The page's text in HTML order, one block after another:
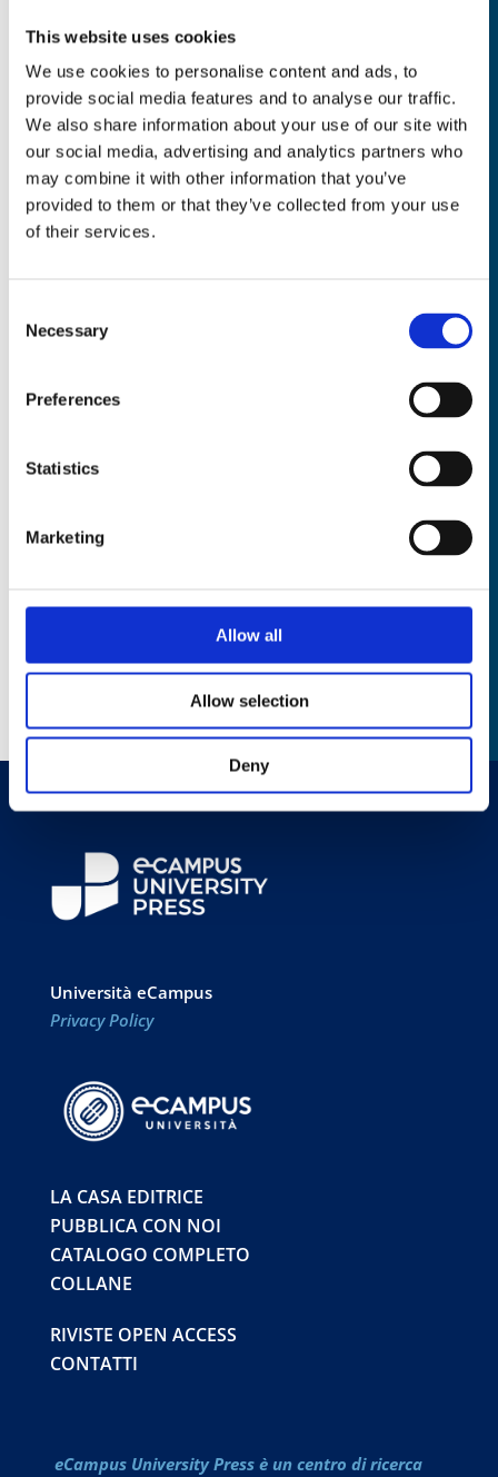
This website uses cookies
We use cookies to personalise content and ads, to
provide social media features and to analyse our traffic.
We also share information about your use of our site with
our social media, advertising and analytics partners who
may combine it with other information that you’ve
provided to them or that they’ve collected from your use
of their services.
Selection
Necessary
Preferences
Statistics
Marketing
Allow all
Allow selection
Deny
e art. 14 GDPR 2016/679)
al trattamento dei miei
Università eCampus
Privacy Policy
LA CASA EDITRICE
PUBBLICA CON NOI
CATALOGO COMPLETO
COLLANE
RIVISTE OPEN ACCESS
CONTATTI
eCampus University Press è un centro di ricerca